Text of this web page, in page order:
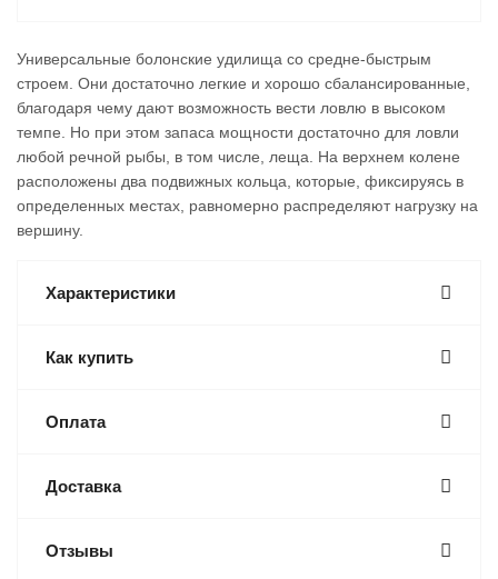
Универсальные болонские удилища со средне-быстрым
строем. Они достаточно легкие и хорошо сбалансированные,
благодаря чему дают возможность вести ловлю в высоком
темпе. Но при этом запаса мощности достаточно для ловли
любой речной рыбы, в том числе, леща. На верхнем колене
расположены два подвижных кольца, которые, фиксируясь в
определенных местах, равномерно распределяют нагрузку на
вершину.
Характеристики
Как купить
Оплата
Доставка
Отзывы